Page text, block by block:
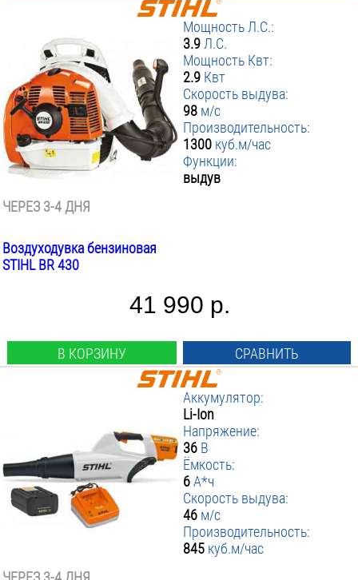
Мощность Л.С.:
3.9 Л.С.
Мощность Квт:
2.9 Квт
Скорость выдува:
98 м/с
Производительность:
1300 куб.м/час
Функции:
выдув
ЧЕРЕЗ 3-4 ДНЯ
Воздуходувка бензиновая
STIHL BR 430
41 990 р.
В КОРЗИНУ СРАВНИТЬ
Аккумулятор:
Li-Ion
Напряжение:
36 В
Ёмкость:
6А*ч
Скорость выдува:
46 м/с
Производительность:
845 куб.м/час